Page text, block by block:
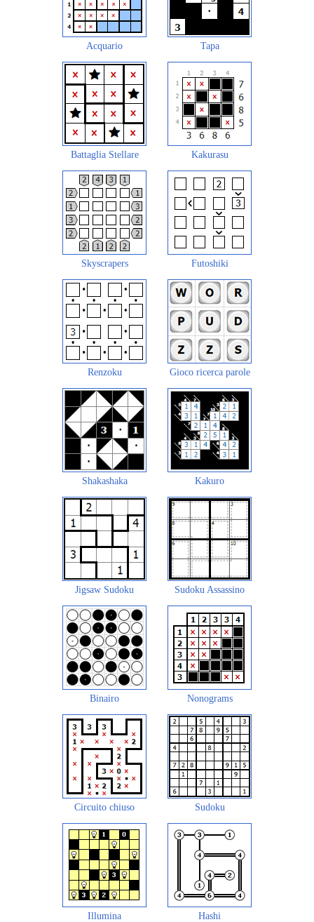
Acquario Tapa
Battaglia Stellare Kakurasu
Skyscrapers Futoshiki
Renzoku Gioco ricerca parole
Shakashaka Kakuro
Jigsaw Sudoku Sudoku Assassino
Binairo Nonograms
Circuito chiuso Sudoku
Illumina Hashi